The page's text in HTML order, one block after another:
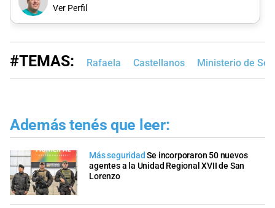
Ver Perfil
#TEMAS: Rafaela Castellanos Ministerio de
Además tenés que leer:
Más seguridad Se incorporaron 50 nuevos
agentes a la Unidad Regional XVII de San
Lorenzo